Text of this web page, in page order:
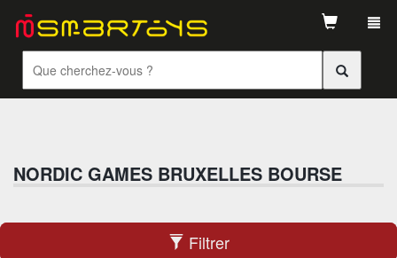
NORDIC GAMES BRUXELLES BOURSE
Filtrer